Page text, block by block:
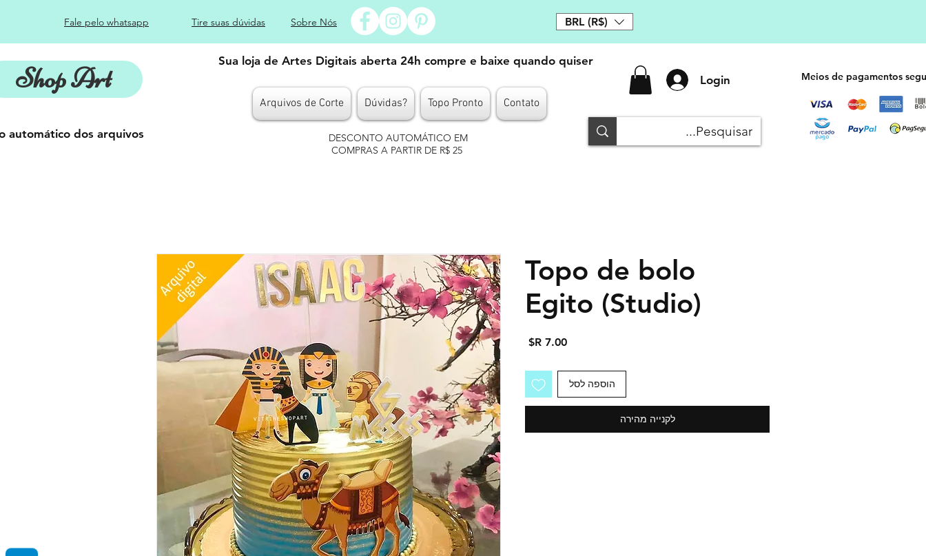
Fale pelo whatsapp Tire suas dúvidas Sobre Nós BRL (R$)
Shop Art
Sua loja de Artes Digitais aberta 24h compre e baixe quando quiser
Arquivos de Corte Dúvidas? Topo Pronto Contato
Login
automático dos arquivos
DESCONTO AUTOMÁTICO EM
COMPRAS A PARTIR DE R$ 25
Meios de pagamentos
Topo de bolo
Egito (Studio)
מחיר
הוספה לסל
לקנייה מהירה